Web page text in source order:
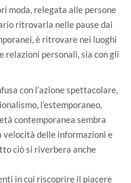
moda, relegata alle persone
ritrovarla nelle pause dai
è ritrovare nei luoghi
relazioni personali, sia con gli
con l’azione spettacolare,
l’estemporaneo,
contemporanea sembra
velocità delle informazioni e
ciò si riverbera anche
in cui riscoprire il piacere